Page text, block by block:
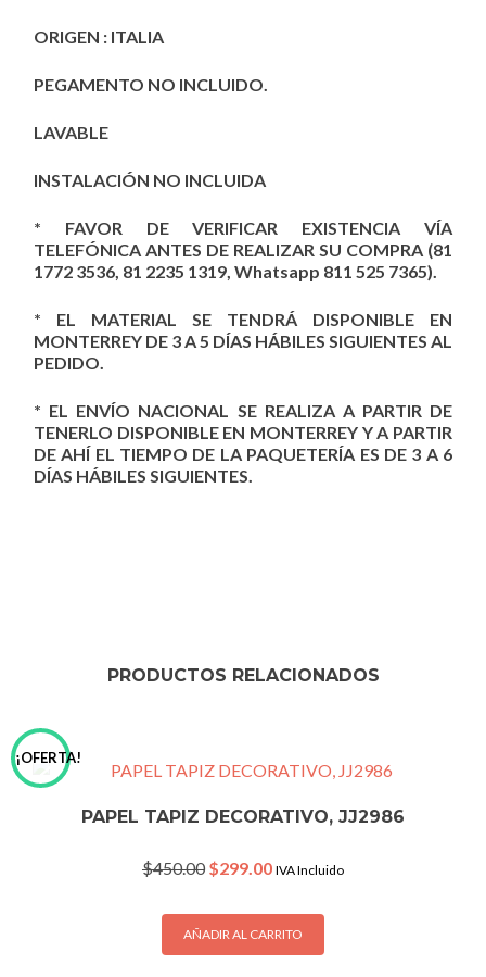
ORIGEN : ITALIA
PEGAMENTO NO INCLUIDO.
LAVABLE
INSTALACIÓN NO INCLUIDA
* FAVOR DE VERIFICAR EXISTENCIA VÍA
TELEFÓNICA ANTES DE REALIZAR SU COMPRA (81
1772 3536, 81 2235 1319, Whatsapp 811 525 7365).
* EL MATERIAL SE TENDRÁ DISPONIBLE EN
MONTERREY DE 3 A 5 DÍAS HÁBILES SIGUIENTES AL
PEDIDO.
* EL ENVÍO NACIONAL SE REALIZA A PARTIR DE
TENERLO DISPONIBLE EN MONTERREY Y A PARTIR
DE AHÍ EL TIEMPO DE LA PAQUETERÍA ES DE 3 A 6
DÍAS HÁBILES SIGUIENTES.
PRODUCTOS RELACIONADOS
¡OFERTA!
PAPEL TAPIZ DECORATIVO, JJ2986
$450.00 Original
was:
$450.00.
$299.00Current
is:
$299.00.
IVA Incluido
AÑADIR AL CARRITO